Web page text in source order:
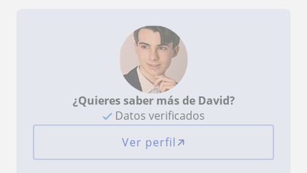
¿Quieres saber más de David?
Datos verificados
Ver perfil